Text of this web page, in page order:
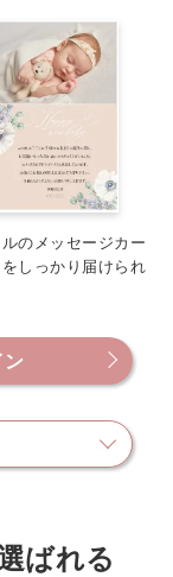
のメッセージカー
しっかり届けられ
ばれる